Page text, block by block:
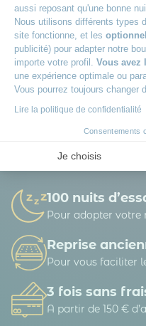
aussi reposant qu'une bonne
Nous utilisons différents types
site fonctionne, et les
publicité) pour adapter notre
importe votre profil. Vous avez
une expérience optimale ou
Vous pourrez toujours changer
Lire la politique de confidentialité
Consentements
Je choisis
Notre plateforme vous
La société DTLM traite vos
données clients / prospects et de
de portabilité d’effacement et
100 nuits
Pour adopter votre
Reprise
Pour vous faciliter
3 fois sans
A partir de 150 €